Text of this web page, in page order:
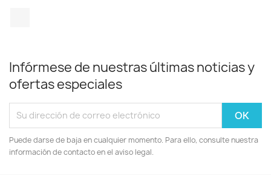
Infórmese de nuestras últimas noticias y
ofertas especiales
Puede darse de baja en cualquier momento. Para ello, consulte nuestra
información de contacto en el aviso legal.